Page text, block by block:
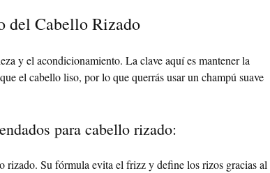
del Cabello Rizado
y el acondicionamiento. La clave aquí es mantener la
el cabello liso, por lo que querrás usar un champú suave
para cabello rizado:
rizado. Su fórmula evita el frizz y define los rizos gracias al